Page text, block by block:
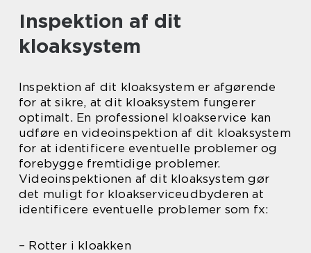
Inspektion af dit
kloaksystem
Inspektion af dit kloaksystem er afgørende
for at sikre, at dit kloaksystem fungerer
optimalt. En professionel kloakservice kan
udføre en videoinspektion af dit kloaksystem
for at identificere eventuelle problemer og
forebygge fremtidige problemer.
Videoinspektionen af dit kloaksystem gør
det muligt for kloakserviceudbyderen at
identificere eventuelle problemer som fx:
– Rotter i kloakken